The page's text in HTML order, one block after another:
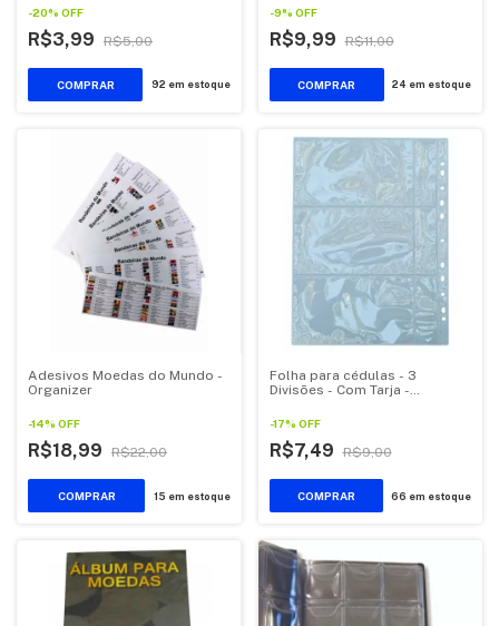
-20% OFF
R$3,99 R$5,00
92 em estoque
-9% OFF
R$9,99 R$11,00
24 em estoque
Adesivos Moedas do Mundo -
Organizer
-14% OFF
R$18,99 R$22,00
15 em estoque
Folha para cédulas - 3
Divisões - Com Tarja -
-17% OFF
R$7,49 R$9,00
66 em estoque